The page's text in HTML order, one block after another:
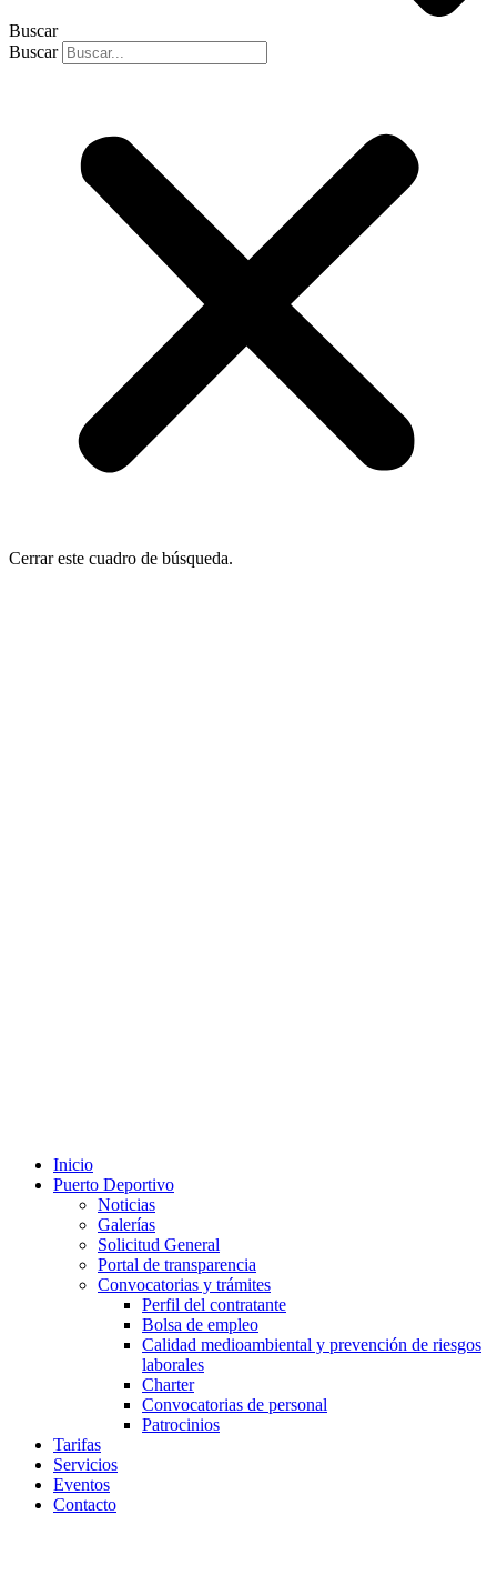
Buscar
Buscar
Cerrar este cuadro de búsqueda.
Inicio
Puerto Deportivo
Noticias
Galerías
Solicitud General
Portal de transparencia
Convocatorias y trámites
Perfil del contratante
Bolsa de empleo
Calidad medioambiental y prevención de riesgos
laborales
Charter
Convocatorias de personal
Patrocinios
Tarifas
Servicios
Eventos
Contacto